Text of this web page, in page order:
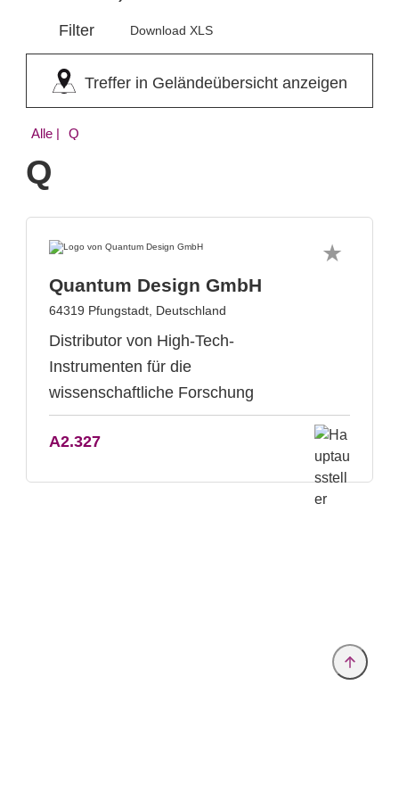
Filter Download XLS
Treffer in Geländeübersicht anzeigen
Alle | Q
Q
Quantum Design GmbH
64319 Pfungstadt, Deutschland
Distributor von High-Tech-
Instrumenten für die
wissenschaftliche Forschung
A2.327